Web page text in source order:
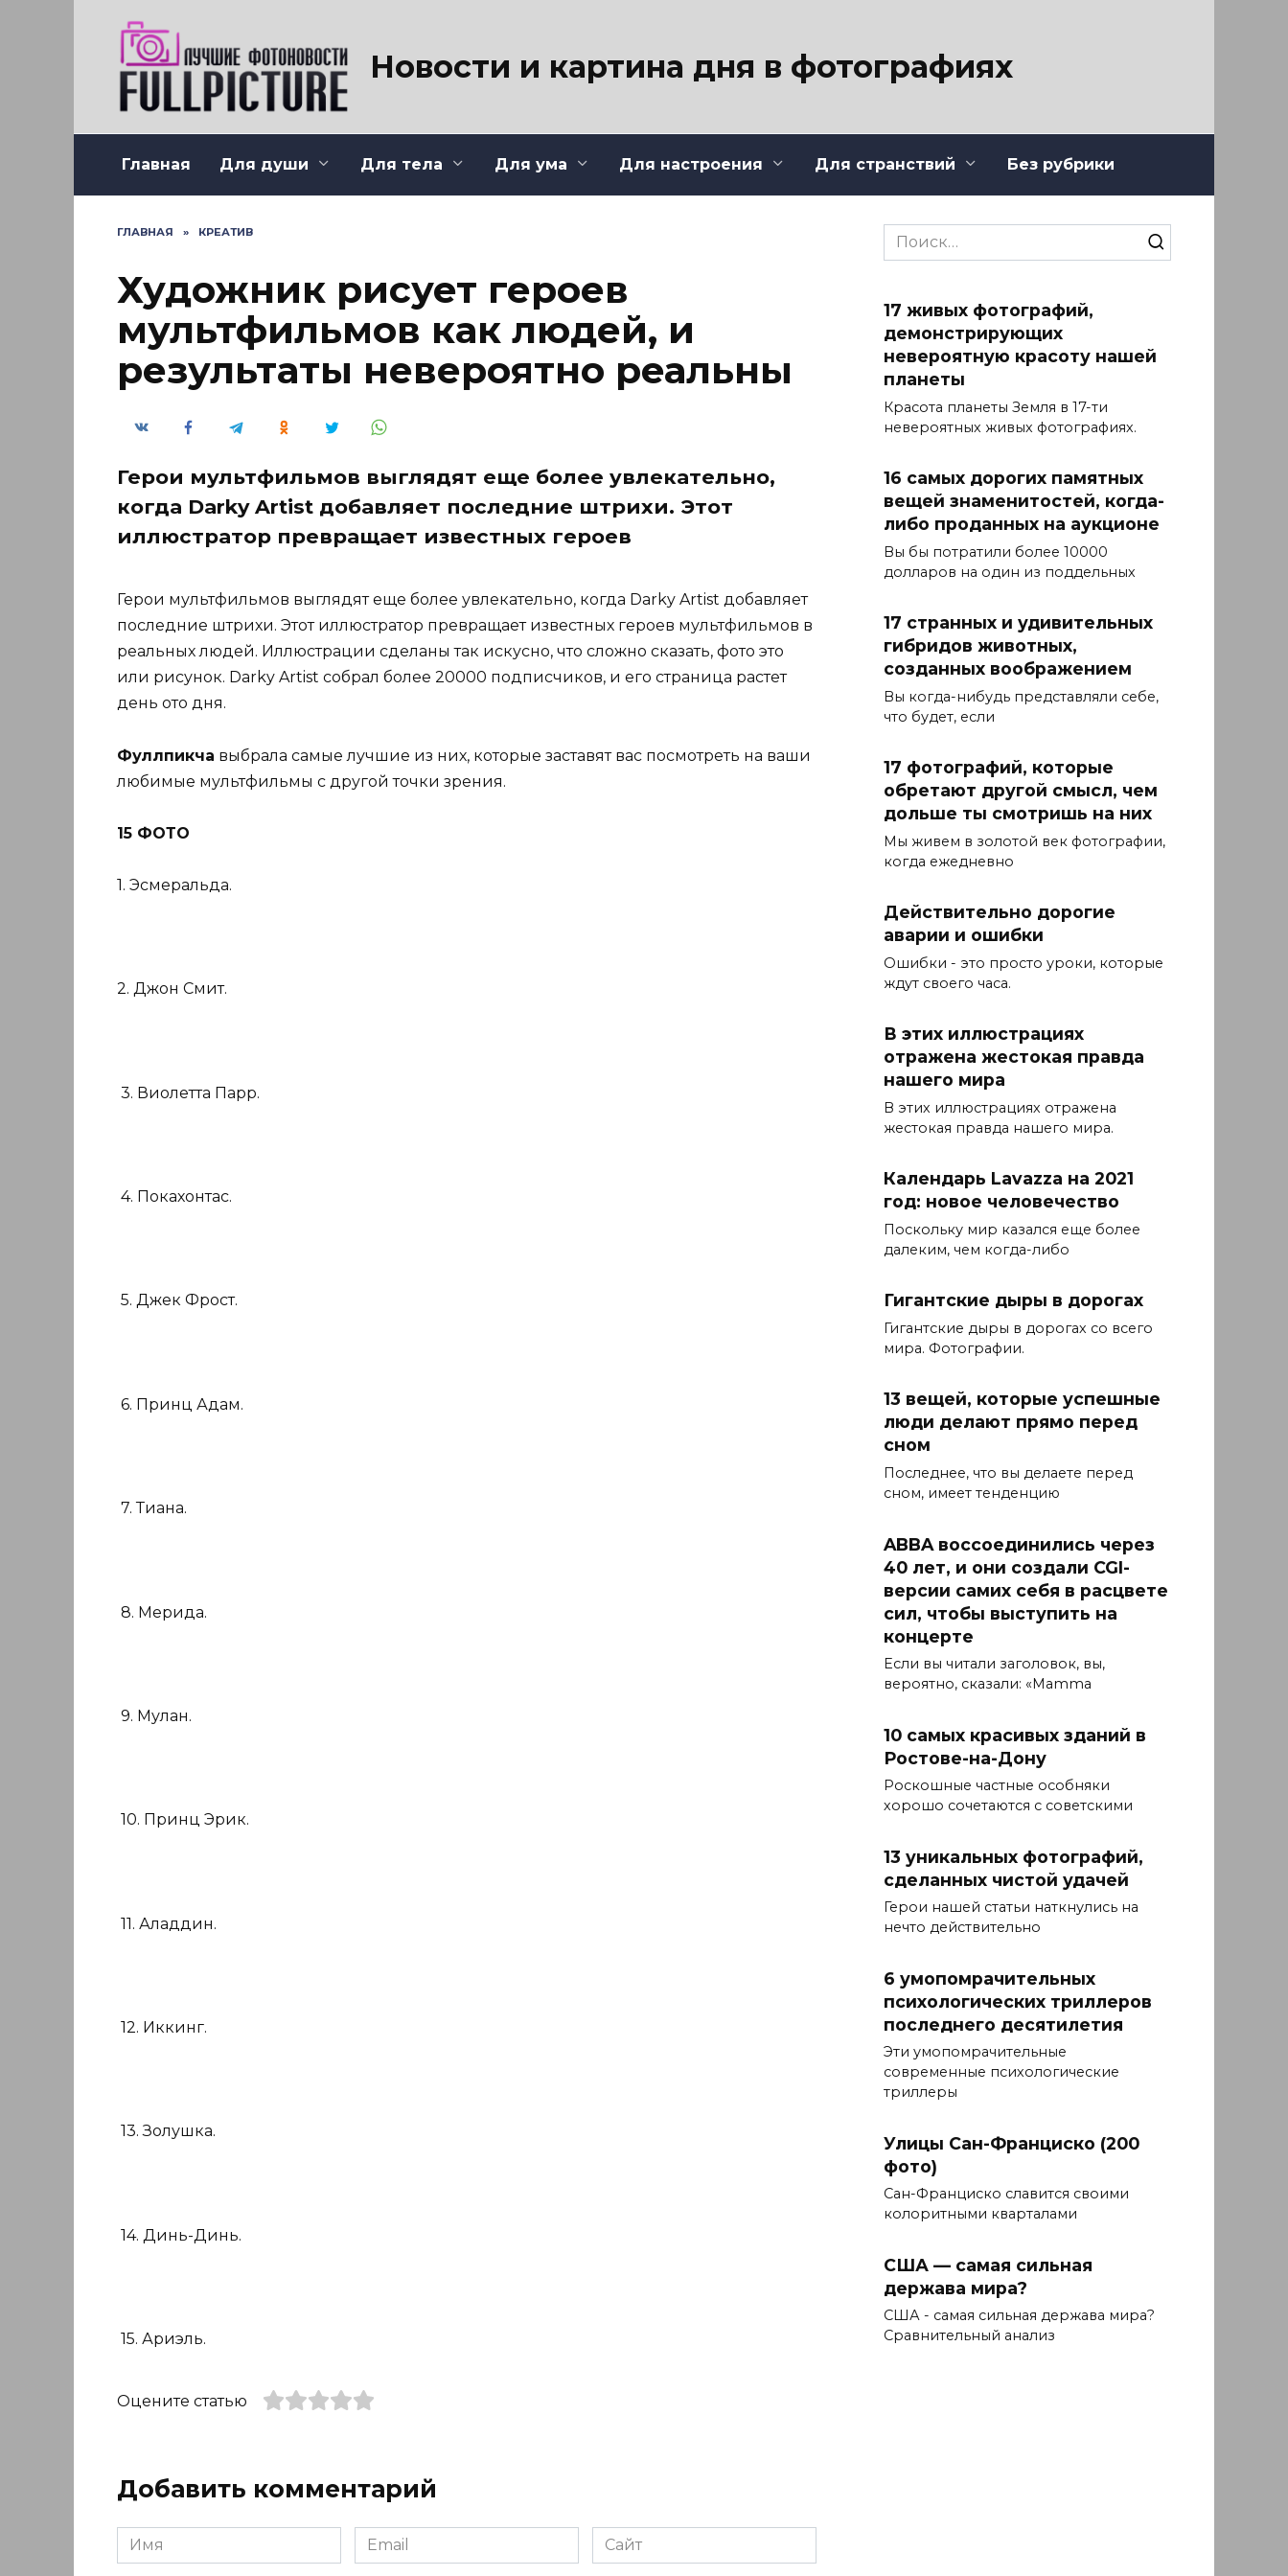
Новости и картина дня в фотографиях
Главная Для души Для тела Для ума Для настроения Для странствий Без рубрики
ГЛАВНАЯ » КРЕАТИВ
Художник рисует героев
мультфильмов как людей, и
результаты невероятно реальны
Герои мультфильмов выглядят еще более увлекательно,
когда Darky Artist добавляет последние штрихи. Этот
иллюстратор превращает известных героев
Герои мультфильмов выглядят еще более увлекательно, когда Darky Artist добавляет
последние штрихи. Этот иллюстратор превращает известных героев мультфильмов в
реальных людей. Иллюстрации сделаны так искусно, что сложно сказать, фото это
или рисунок. Darky Artist собрал более 20000 подписчиков, и его страница растет
день ото дня.
Фуллпикча выбрала самые лучшие из них, которые заставят вас посмотреть на ваши
любимые мультфильмы с другой точки зрения.
15 ФОТО
1. Эсмеральда.
2. Джон Смит.
3. Виолетта Парр.
4. Покахонтас.
5. Джек Фрост.
6. Принц Адам.
7. Тиана.
8. Мерида.
9. Мулан.
10. Принц Эрик.
11. Аладдин.
12. Иккинг.
13. Золушка.
14. Динь-Динь.
15. Ариэль.
Оцените статью
Добавить комментарий
Имя
*
Email
*
Сайт
Search
for:
17 живых фотографий,
демонстрирующих
невероятную красоту нашей
планеты
Красота планеты Земля в 17-ти
невероятных живых фотографиях.
16 самых дорогих памятных
вещей знаменитостей, когда-
либо проданных на аукционе
Вы бы потратили более 10000
долларов на один из поддельных
17 странных и удивительных
гибридов животных,
созданных воображением
Вы когда-нибудь представляли себе,
что будет, если
17 фотографий, которые
обретают другой смысл, чем
дольше ты смотришь на них
Мы живем в золотой век фотографии,
когда ежедневно
Действительно дорогие
аварии и ошибки
Ошибки - это просто уроки, которые
ждут своего часа.
В этих иллюстрациях
отражена жестокая правда
нашего мира
В этих иллюстрациях отражена
жестокая правда нашего мира.
Календарь Lavazza на 2021
год: новое человечество
Поскольку мир казался еще более
далеким, чем когда-либо
Гигантские дыры в дорогах
Гигантские дыры в дорогах со всего
мира. Фотографии.
13 вещей, которые успешные
люди делают прямо перед
сном
Последнее, что вы делаете перед
сном, имеет тенденцию
ABBA воссоединились через
40 лет, и они создали CGI-
версии самих себя в расцвете
сил, чтобы выступить на
концерте
Если вы читали заголовок, вы,
вероятно, сказали: «Mamma
10 самых красивых зданий в
Ростове-на-Дону
Роскошные частные особняки
хорошо сочетаются с советскими
13 уникальных фотографий,
сделанных чистой удачей
Герои нашей статьи наткнулись на
нечто действительно
6 умопомрачительных
психологических триллеров
последнего десятилетия
Эти умопомрачительные
современные психологические
триллеры
Улицы Сан-Франциско (200
фото)
Сан-Франциско славится своими
колоритными кварталами
США — самая сильная
держава мира?
США - самая сильная держава мира?
Сравнительный анализ